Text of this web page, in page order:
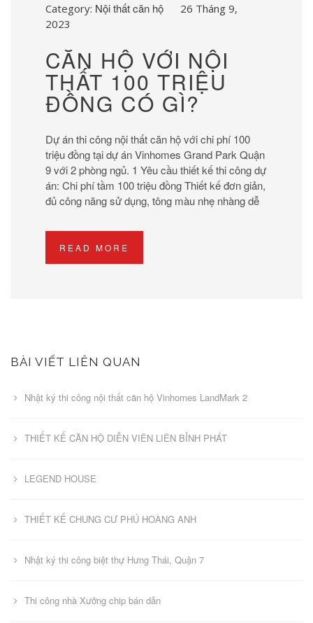
Category: Nội thất căn hộ
26 Tháng 9,
2023
CĂN HỘ VỚI NỘI
THẤT 100 TRIỆU
ĐỒNG CÓ GÌ?
Dự án thi công nội thất căn hộ với chi phí 100
triệu đồng tại dự án Vinhomes Grand Park Quận
9 với 2 phòng ngủ. 1 Yêu cầu thiết kế thi công dự
án: Chi phí tầm 100 triệu đồng Thiết kế đơn giản,
đủ công năng sử dụng, tông màu nhẹ nhàng dễ
READ MORE
BÀI VIẾT LIÊN QUAN
Nhật ký thi công nội thất căn hộ Vinhomes LandMark 2
THIẾT KẾ CĂN HỘ DIỄN VIÊN LIÊN BỈNH PHÁT
LEGEND HOUSE
THIẾT KẾ CHUNG CƯ PHÚ HOÀNG ANH
Nhật ký thi công biệt thự Hưng Thái, Quận 7
Thi công nhà Xưởng chip bán dẫn